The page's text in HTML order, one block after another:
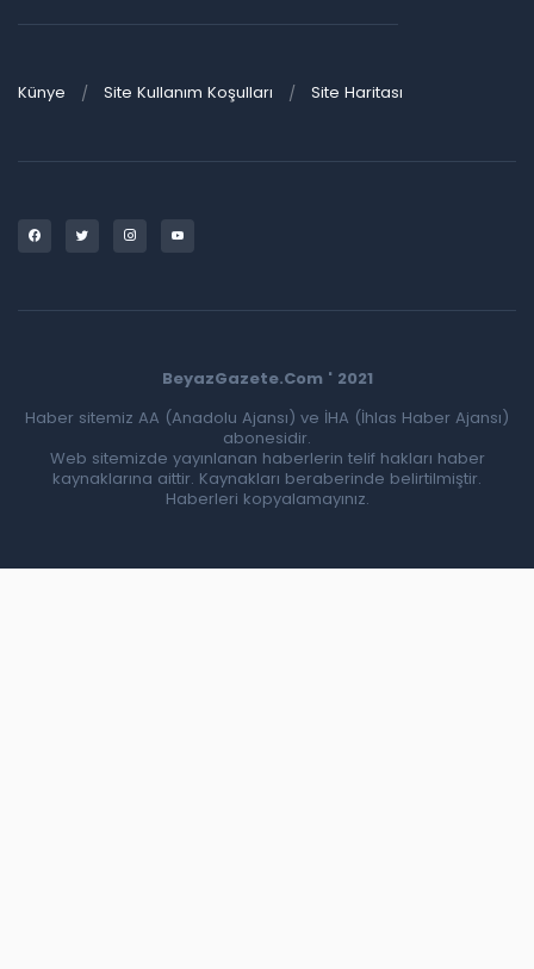
Künye Site Kullanım Koşulları Site Haritası
BeyazGazete.Com ' 2021
Haber sitemiz AA (Anadolu Ajansı) ve İHA (İhlas Haber Ajansı)
abonesidir.
Web sitemizde yayınlanan haberlerin telif hakları haber
kaynaklarına aittir. Kaynakları beraberinde belirtilmiştir.
Haberleri kopyalamayınız.